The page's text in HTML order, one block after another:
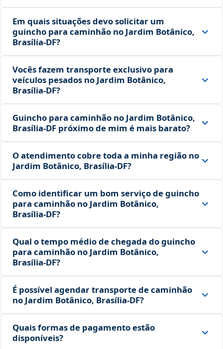
Em quais situações devo solicitar um
guincho para caminhão no Jardim Botânico,
Brasília‑DF?
Vocês fazem transporte exclusivo para
veículos pesados no Jardim Botânico,
Brasília‑DF?
Guincho para caminhão no Jardim Botânico,
Brasília‑DF próximo de mim é mais barato?
O atendimento cobre toda a minha região no
Jardim Botânico, Brasília‑DF?
Como identificar um bom serviço de guincho
para caminhão no Jardim Botânico,
Brasília‑DF?
Qual o tempo médio de chegada do guincho
para caminhão no Jardim Botânico,
Brasília‑DF?
É possível agendar transporte de caminhão
no Jardim Botânico, Brasília‑DF?
Quais formas de pagamento estão
disponíveis?